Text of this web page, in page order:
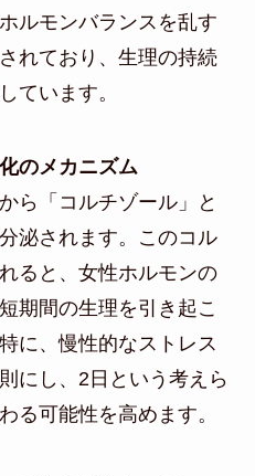
ルモンバランスを乱す
れており、生理の持続
ています。
のメカニズム
ら「コルチゾール」と
泌されます。このコル
ると、女性ホルモンの
期間の生理を引き起こ
に、慢性的なストレス
にし、2日という考えら
る可能性を高めます。